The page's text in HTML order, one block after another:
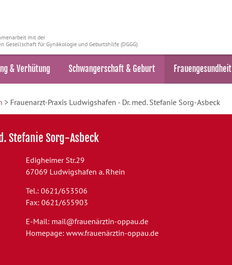
mit der
Gesellschaft für Gynäkologie und Geburtshilfe (DGGG)
& Verhütung Schwangerschaft & Geburt Frauengesundheit
> Frauenarzt-Praxis Ludwigshafen - Dr. med. Stefanie Sorg-Asbeck
Stefanie Sorg-Asbeck
Edigheimer Str.29
67069 Ludwigshafen a. Rhein
Tel.: 0621/653506
Fax: 0621/655903
E-Mail: mail@frauenärztin-oppau.de
Homepage: www.frauenärztin-oppau.de